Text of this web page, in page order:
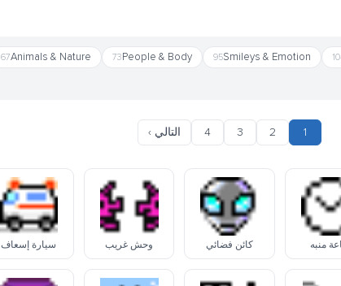
Smileys & Emotion
95
People & Body
73
Animals & Nature
67
1
2
3
4 التالي ›
منبه كائن فضائي وحش غريب سيارة إسعاف